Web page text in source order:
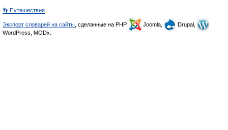
👣 Путешествия
Экспорт словарей на сайты , сделанные на PHP, Joomla,
Drupal,
WordPress, MODx.